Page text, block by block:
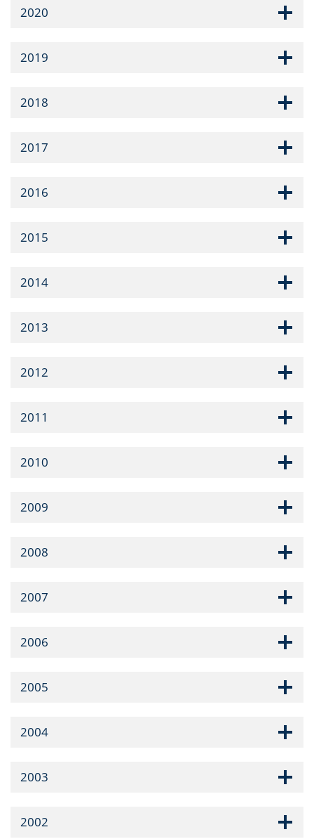
2020
2019
2018
2017
2016
2015
2014
2013
2012
2011
2010
2009
2008
2007
2006
2005
2004
2003
2002